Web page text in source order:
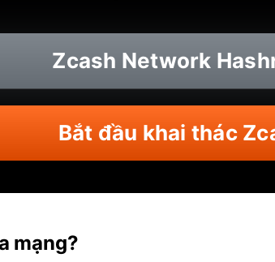
Zcash Network
Bắt đầu khai thác
mạng?